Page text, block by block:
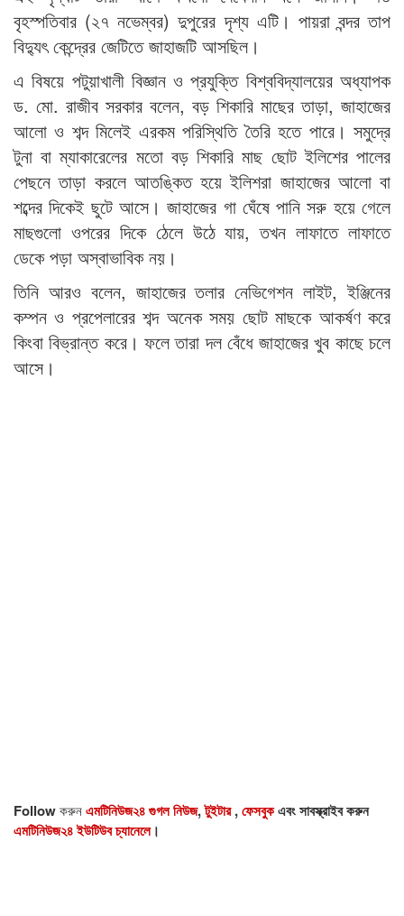
বৃহস্পতিবার (২৭ নভেম্বর) দুপুরের দৃশ্য এটি। পায়রা বন্দর তাপ
বিদ্যুৎ কেন্দ্রের জেটিতে জাহাজটি আসছিল।
এ বিষয়ে পটুয়াখালী বিজ্ঞান ও প্রযুক্তি বিশ্ববিদ্যালয়ের অধ্যাপক
ড. মো. রাজীব সরকার বলেন, বড় শিকারি মাছের তাড়া, জাহাজের
আলো ও শব্দ মিলেই এরকম পরিস্থিতি তৈরি হতে পারে। সমুদ্রে
টুনা বা ম্যাকারেলের মতো বড় শিকারি মাছ ছোট ইলিশের পালের
পেছনে তাড়া করলে আতঙ্কিত হয়ে ইলিশরা জাহাজের আলো বা
শব্দের দিকেই ছুটে আসে। জাহাজের গা ঘেঁষে পানি সরু হয়ে গেলে
মাছগুলো ওপরের দিকে ঠেলে উঠে যায়, তখন লাফাতে লাফাতে
ডেকে পড়া অস্বাভাবিক নয়।
তিনি আরও বলেন, জাহাজের তলার নেভিগেশন লাইট, ইঞ্জিনের
কম্পন ও প্রপেলারের শব্দ অনেক সময় ছোট মাছকে আকর্ষণ করে
কিংবা বিভ্রান্ত করে। ফলে তারা দল বেঁধে জাহাজের খুব কাছে চলে
আসে।
Followকরুনএমটিনিউজ২৪ গুগল নিউজ,টুইটার,ফেসবুকএবং সাবস্ক্রাইব করুন
এমটিনিউজ২৪ ইউটিউব চ্যানেলে।